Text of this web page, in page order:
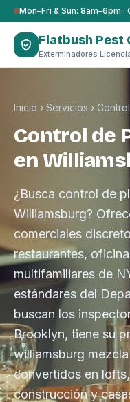
Saltar al contenido
Mon–Fri & Sun: 8am–6pm
Flatbush Pest
Exterminadores
Inicio › Servicios ›
Control de
en
¿Busca control de
Williamsburg?
comerciales
restaurantes,
multifamiliares de
estándares del
buscan los
Brooklyn, tiene su
williamsburg
convertidos en
construcción y